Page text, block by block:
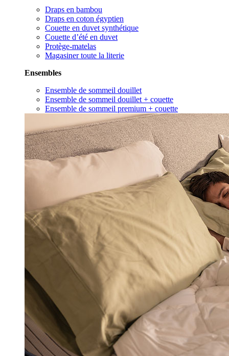
Draps en bambou
Draps en coton égyptien
Couette en duvet synthétique
Couette d’été en duvet
Protège-matelas
Magasiner toute la literie
Ensembles
Ensemble de sommeil douillet
Ensemble de sommeil douillet + couette
Ensemble de sommeil premium + couette